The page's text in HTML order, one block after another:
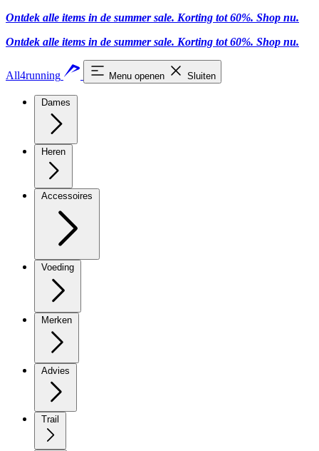
Ontdek alle items in de summer sale. Korting tot 60%. Shop nu.
Ontdek alle items in de summer sale. Korting tot 60%. Shop nu.
All4running Menu openen Sluiten
Dames
Heren
Accessoires
Voeding
Merken
Advies
Trail